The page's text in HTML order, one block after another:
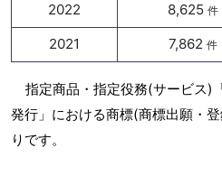
2022 8,625 件
2021 7,862 件
指定商品・指定役務(サービス)
発行」における商標(商標出願・
りです。